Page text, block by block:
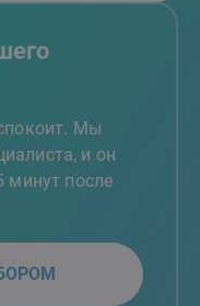
Мы
и он
минут после